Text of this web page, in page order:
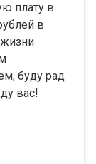
плату в
в
буду рад
вас!